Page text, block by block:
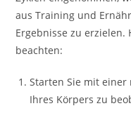
aus Training und
Ergebnisse zu
beachten:
Starten Sie mit einer
Ihres Körpers zu